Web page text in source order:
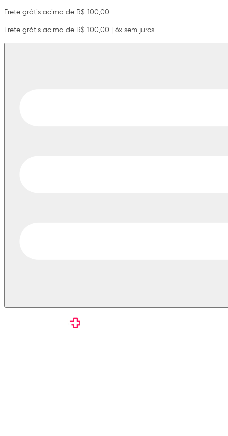
Frete grátis acima de R$ 100,00
Frete grátis acima de R$ 100,00 | 6x sem juros